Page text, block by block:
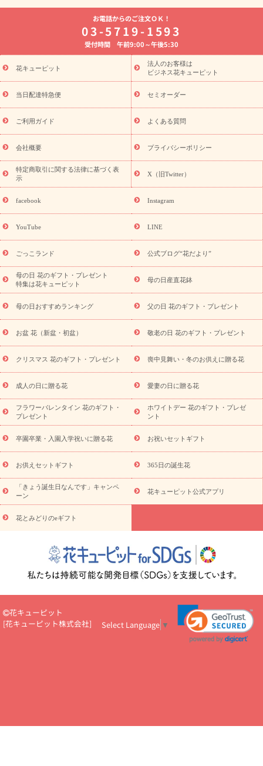
よく贈られる花
お祝いの花特集
誕生日フラワーギフト特集
8月の誕生花(トルコキキョウ)
開店・開業祝い
お供え・お悔やみ お供え・お悔やみの花
通夜・葬儀に贈る花 胡蝶蘭・花鉢
ーブドフラワー
季節のイベント
ひまわり ギフト・プレゼント
特集
お盆 花（新盆・初盆） 季節のイベント
お盆 花（新
盆・初盆）
お盆 花（新盆・初盆）
お盆・お供え 花とセットギ
フト
お盆・お供え プリザーブドフラワー
ひまわり ギフト・プ
レゼント特集
夏の花贈り・お中元・暑中見舞い 花のギフト特集
敬老の日におくる花ギフト・プレゼント特集
花ギフト・プレゼント特集
敬老の日 花のおすすめランキング
敬
老の日 花鉢植えのギフト・プレゼント特集
敬老の日 花とセットギ
フト・プレゼント特集
敬老の日の花 全てのギフト一覧
キャン
ペーン
映画『ウォーターガーディアンズ』コラボキャンペーン
「きょう誕生日なんです」キャンペーン
誕生日の花を探す
誕生日フラワーギフト 誕生日フラワーギフト特集
(トルコキキョウ)
9月の誕生花(リンドウ)
ら探す
お祝いの花特集 当日配達特急便 お祝い商品一覧
念日
結婚祝い 出産祝い 退院祝い・快気祝い
寿祝い
プチギフト ペットのお祝いフラワー
供え・お悔やみ商品一覧
お供え・お悔やみの花
四十九日法要以
お供え プリザーブドフラワー
ペットのお供えフラワー
お盆（新
盆・初盆）
その他 お祝い返し お見舞い
お取り寄せギフト
ビジネス用
ご自宅用 観葉植物 ミディ胡蝶蘭
プリザーブ
ドフラワー
スタイルから探す アレンジメント 花束
スタ
ンド花
お祝い お供え・お悔やみ 胡蝶蘭 胡蝶蘭・花鉢
ディ胡蝶蘭・お祝い
ミディ胡蝶蘭・お供え
世界初の青色胡蝶蘭
観葉植物
観葉植物 産直多肉植物
プリザーブドフラワー
お祝い
お供え・お悔やみ 花とセットギフト
セミオーダー
プチギフト（hanamore -ハナモア-）
花とみどりのeギフト
キューピットのeGfit
カラー ピンク イエローオレンジ
レッ
ド
お花の種類 トルコキキョウ
お祝い お祝い・3000円～ お祝い・4000円～
お祝い・
5000円～
お祝い・7000円～ お祝い・ 10000円～
お供え・お
悔やみ
円～
お供え・お悔やみ・
読み物
いのマナー
定年退職祝いのマナー
お祝いを贈るときのマナー・
花キューピットのお祝いコラム一覧
誕生日のお花を「色
彩心理学」で選ぶ方法
結婚祝いの予算相場
出産祝いお役立ち情
ール
新築引っ越し祝いコラム お祝い花のマナー総まとめ
職
場上司や先輩へ贈るお祝い花の正解は？
開店祝いの花 選び方ガイ
あり)
花キューピット×専門家
CO2排出量削減 / SDGsを考える
お電話からのご注文ＯＫ！
03-5719-1593
受付時間 午前9:00～午後5:30
花キューピット
法人のお客様は
ビジネス花キューピット
当日配達特急便 セミオーダー
ご利用ガイド よくある質問
会社概要 プライバシーポリシー
特定商取引に関する法律に基づく表
示
X（旧Twitter）
facebook Instagram
YouTube LINE
ごっこランド 公式ブログ“花だより”
母の日 花のギフト・プレゼント
特集は花キューピット
母の日産直花鉢
母の日おすすめランキング 父の日 花のギフト・プレゼント
お盆 花（新盆・初盆） 敬老の日 花のギフト・プレゼント
クリスマス 花のギフト・プレゼント 喪中見舞い・冬のお供えに贈る花
成人の日に贈る花 愛妻の日に贈る花
フラワーバレンタイン 花のギフト・
プレゼント
ホワイトデー 花のギフト・プレゼ
ント
卒園卒業・入園入学祝いに贈る花 お祝いセットギフト
お供えセットギフト 365日の誕生花
「きょう誕生日なんです」キャンペ
ーン
花キューピット公式アプリ
花とみどりのeギフト
花キューピット
[花キューピット株式会社] Select Language ▼